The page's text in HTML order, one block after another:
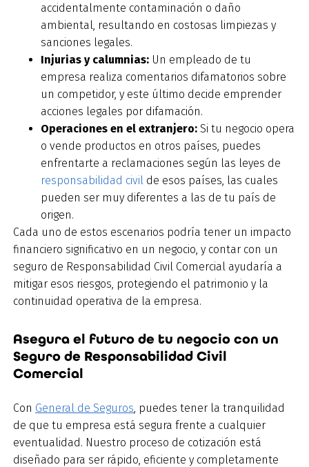
accidentalmente contaminación o daño
ambiental, resultando en costosas limpiezas y
sanciones legales.
Injurias y calumnias: Un empleado de tu
empresa realiza comentarios difamatorios sobre
un competidor, y este último decide emprender
acciones legales por difamación.
Operaciones en el extranjero: Si tu negocio opera
o vende productos en otros países, puedes
enfrentarte a reclamaciones según las leyes de
responsabilidad civil de esos países, las cuales
pueden ser muy diferentes a las de tu país de
origen.
Cada uno de estos escenarios podría tener un impacto
financiero significativo en un negocio, y contar con un
seguro de Responsabilidad Civil Comercial ayudaría a
mitigar esos riesgos, protegiendo el patrimonio y la
continuidad operativa de la empresa.
Asegura el futuro de tu negocio con un
Seguro de Responsabilidad Civil
Comercial
Con General de Seguros , puedes tener la tranquilidad
de que tu empresa está segura frente a cualquier
eventualidad. Nuestro proceso de cotización está
diseñado para ser rápido, eficiente y completamente